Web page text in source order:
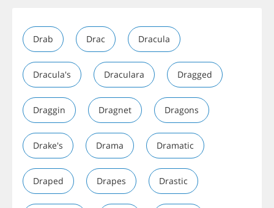
Drab Drac Dracula
Dracula's Draculara Dragged
Draggin Dragnet Dragons
Drake's Drama Dramatic
Draped Drapes Drastic